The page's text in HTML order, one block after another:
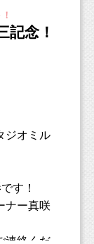
くれま
とうご
写真を
記念！
ジオミル
す！
ナー真咲
連絡くだ